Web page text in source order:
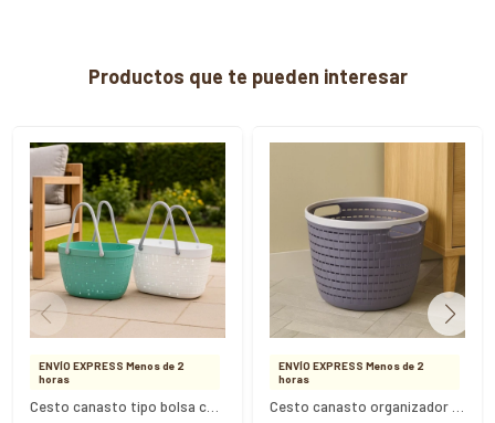
Productos que te pueden interesar
ENVÍO EXPRESS Menos de 2
horas
ENVÍO EXPRESS Menos de 2
horas